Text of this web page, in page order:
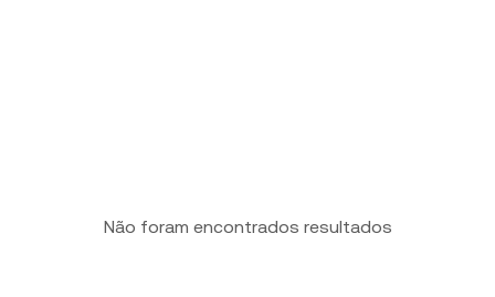
Não foram encontrados resultados